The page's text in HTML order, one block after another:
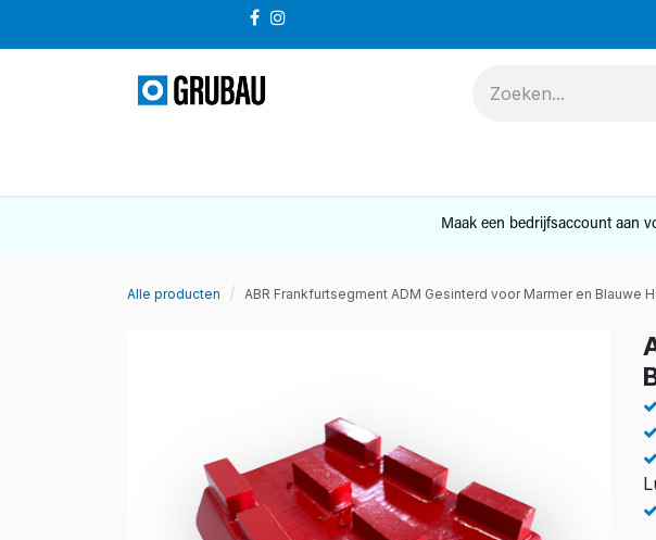
Maak een bedrijfsaccount aan
Alle producten ABR Frankfurtsegment ADM Gesinterd voor Marmer en Blauwe